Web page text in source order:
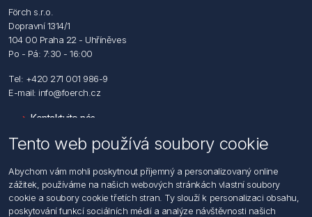
Förch s.r.o.
Dopravní 1314/1
104 00 Praha 22 - Uhříněves
Po - Pá: 7:30 - 16:00
Tel: +420 271 001 986-9
E-mail: info@foerch.cz
Kontaktujte nás
Hledat
Dodržování předpisů
Zásady zpracování osobních údajů fyzických osob
Tento web používá soubory cookie
Abychom vám mohli poskytnout příjemný a personalizovaný online
zážitek, používáme na našich webových stránkách vlastní soubory
cookie a soubory cookie třetích stran. Ty slouží k personalizaci obsahu,
poskytování funkcí sociálních médií a analýze návštěvnosti našich